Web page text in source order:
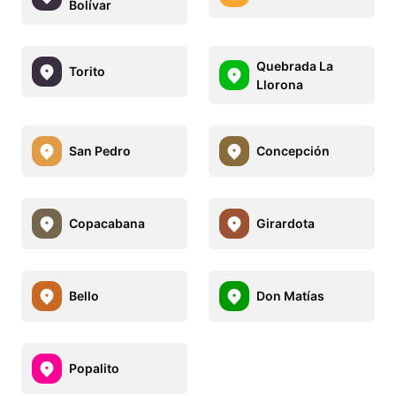
Bolívar
Torito
Quebrada La
Llorona
San Pedro Concepción
Copacabana Girardota
Bello Don Matías
Popalito